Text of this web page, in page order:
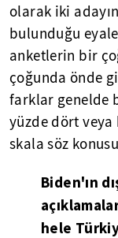
olarak iki
bulunduğu
anketlerin bir
çoğunda önde
farklar genelde
yüzde dört veya
skala söz
Biden'ın
hele